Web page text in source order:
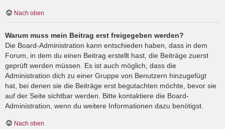
Nach oben
Warum muss mein Beitrag erst freigegeben werden?
Die Board-Administration kann entschieden haben, dass in dem
Forum, in dem du einen Beitrag erstellt hast, die Beiträge zuerst
geprüft werden müssen. Es ist auch möglich, dass die
Administration dich zu einer Gruppe von Benutzern hinzugefügt
hat, bei denen sie die Beiträge erst begutachten möchte, bevor sie
auf der Seite sichtbar werden. Bitte kontaktiere die Board-
Administration, wenn du weitere Informationen dazu benötigst.
Nach oben